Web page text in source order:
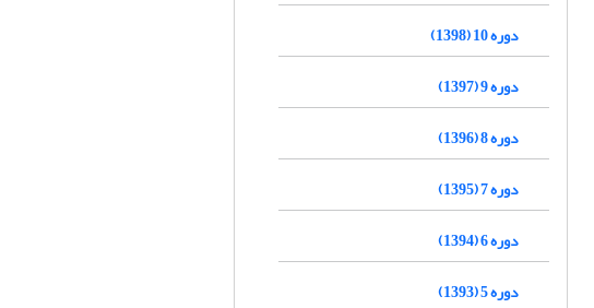
دوره 10 (1398)
دوره 9 (1397)
دوره 8 (1396)
دوره 7 (1395)
دوره 6 (1394)
دوره 5 (1393)